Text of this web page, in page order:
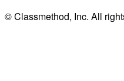
© Classmethod, Inc. All